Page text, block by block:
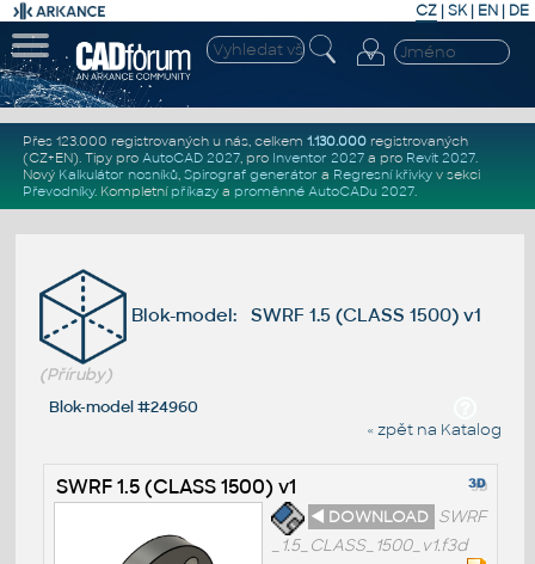
CZ | SK| EN | DE
Přes 123.000 registrovaných u nás, celkem 1.130.000registrovaných
(CZ+EN). Tipy pro AutoCAD 2027, pro Inventor 2027a pro Revit 2027.
Nový Kalkulátor nosníků, Spirograf generátor a Regresní křivkyv sekci
Převodníky. Kompletní příkazya proměnné AutoCADu 2027.
Blok-model: SWRF 1.5 (CLASS 1500) v1
(Příruby)
Blok-model #24960
« zpět na Katalog
SWRF 1.5 (CLASS 1500) v1
◄ DOWNLOAD SWRF
_1.5_CLASS_1500_v1.f3d